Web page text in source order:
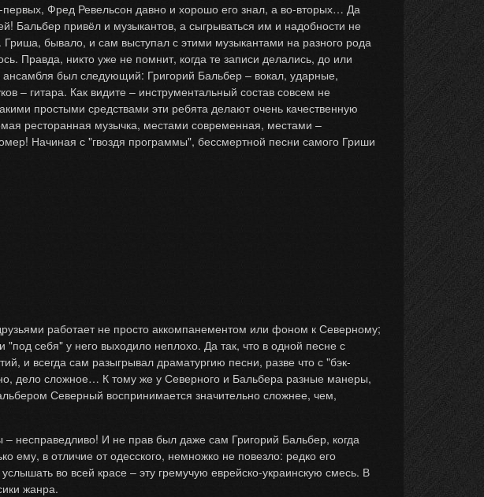
Фред Ревельсон давно и хорошо его знал, а во-вторых… Да
Бальбер привёл и музыкантов, а сыгрываться им и надобности не
бывало, и сам выступал с этими музыкантами на разного рода
Правда, никто уже не помнит, когда те записи делались, до или
был следующий: Григорий Бальбер – вокал, ударные,
– гитара. Как видите – инструментальный состав совсем не
простыми средствами эти ребята делают очень качественную
ресторанная музычка, местами современная, местами –
Начиная с "гвоздя программы", бессмертной песни самого Гриши
работает не просто аккомпанементом или фоном к Северному;
себя" у него выходило неплохо. Да так, что в одной песне с
и всегда сам разыгрывал драматургию песни, разве что с "бэк-
дело сложное… К тому же у Северного и Бальбера разные манеры,
Северный воспринимается значительно сложнее, чем,
– несправедливо! И не прав был даже сам Григорий Бальбер, когда
ему, в отличие от одесского, немножко не повезло: редко его
во всей красе – эту гремучую еврейско-украинскую смесь. В
жанра.